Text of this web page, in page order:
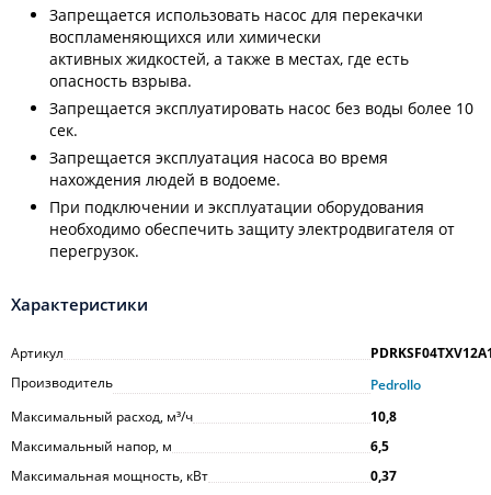
Запрещается использовать насос для перекачки
воспламеняющихся или химически
активных жидкостей, а также в местах, где есть
опасность взрыва.
Запрещается эксплуатировать насос без воды более 10
сек.
Запрещается эксплуатация насоса во время
нахождения людей в водоеме.
При подключении и эксплуатации оборудования
необходимо обеспечить защиту электродвигателя от
перегрузок.
Характеристики
Артикул
Производитель
Pedrollo
Максимальный расход, м³/ч
10,8
Максимальный напор, м
6,5
Максимальная мощность, кВт
0,37